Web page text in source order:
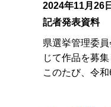
2024年11月26日
記者発表資料
県選挙管理委
じて作品を募
このたび、令